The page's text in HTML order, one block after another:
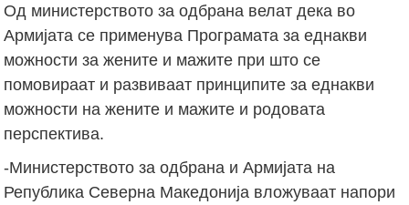
Од министерството за одбрана велат дека во
Армијата се применува Програмата за еднакви
можности за жените и мажите при што се
помовираат и развиваат принципите за еднакви
можности на жените и мажите и родовата
перспектива.
-Министерството за одбрана и Армијата на
Република Северна Македонија вложуваат напори